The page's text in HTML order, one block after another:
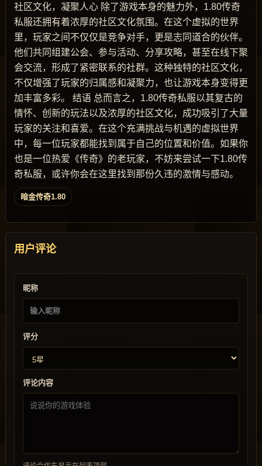
社区文化，凝聚人心 除了游戏本身的魅力外，1.80传奇
私服还拥有着浓厚的社区文化氛围。在这个虚拟的世界
里，玩家之间不仅仅是竞争对手，更是志同道合的伙伴。
他们共同组建公会、参与活动、分享攻略，甚至在线下聚
会交流，形成了紧密联系的社群。这种独特的社区文化，
不仅增强了玩家的归属感和凝聚力，也让游戏本身变得更
加丰富多彩。 结语 总而言之，1.80传奇私服以其复古的
情怀、创新的玩法以及浓厚的社区文化，成功吸引了大量
玩家的关注和喜爱。在这个充满挑战与机遇的虚拟世界
中，每一位玩家都能找到属于自己的位置和价值。如果你
也是一位热爱《传奇》的老玩家，不妨来尝试一下1.80传
奇私服，或许你会在这里找到那份久违的激情与感动。
暗金传奇1.80
用户评论
昵称
评分
评论内容